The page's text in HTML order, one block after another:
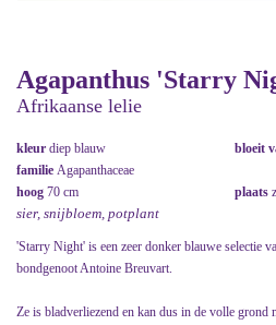
Agapanthus 'Starry
Afrikaanse lelie
kleur diep blauw bloeit
familie Agapanthaceae
hoog 70 cm plaats
sier, snijbloem, potplant
'Starry Night' is een zeer donker blauwe selectie
bondgenoot Antoine Breuvart.
Ze is bladverliezend en kan dus in de volle grond